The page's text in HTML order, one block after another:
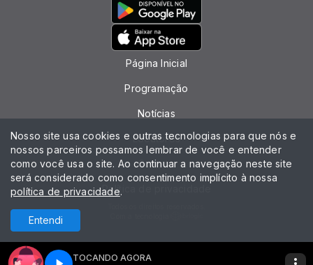
TOCANDO AGORA
Página Inicial
Programação
Notícias
Locutores
Contato
Política de privacidade
Nosso site usa cookies e outras tecnologias para que nós e
nossos parceiros possamos lembrar de você e entender
como você usa o site. Ao continuar a navegação neste site
será considerado como consentimento implícito à nossa
política de privacidade.
Entendi